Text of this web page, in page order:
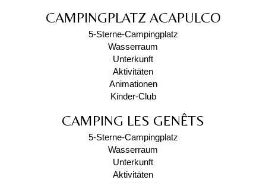
CAMPINGPLATZ ACAPULCO
5-Sterne-Campingplatz
Wasserraum
Unterkunft
Aktivitäten
Animationen
Kinder-Club
CAMPING LES GENÊTS
5-Sterne-Campingplatz
Wasserraum
Unterkunft
Aktivitäten